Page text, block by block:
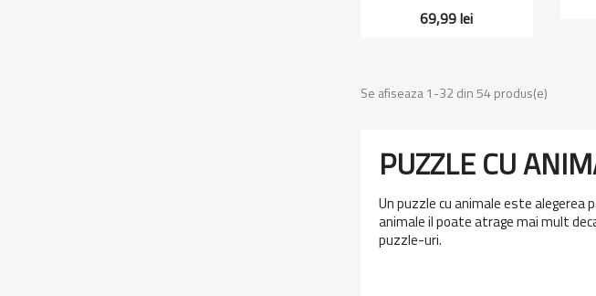
69,99 lei
Se afiseaza 1-32 din 54 produs(e)
PUZZLE CU
Un puzzle cu animale este alegerea
animale il poate atrage mai mult
puzzle-uri.